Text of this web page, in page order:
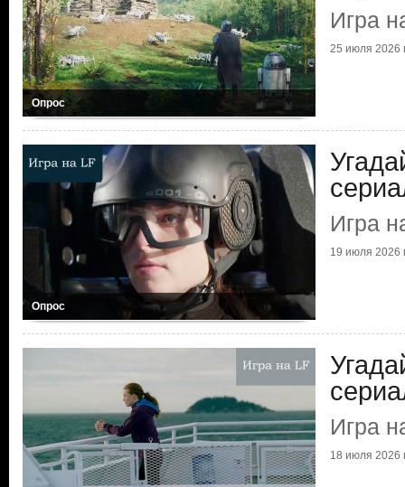
Опрос
Игра
25 июля 2026
Опрос
Игра
19 июля 2026
Игра
18 июля 2026